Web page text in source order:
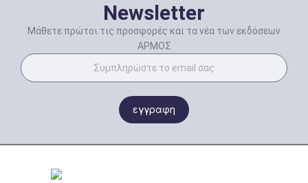
Newsletter
Μάθετε πρώτοι τις προσφορές και τα νέα των εκδόσεων
ΑΡΜΟΣ
εγγραφη